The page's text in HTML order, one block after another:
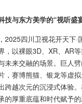
技与东方美学的“视听盛
四川卫视花开天下·
，以裸眼3D、XR、AR
未来交融的场景。巨人
，赛博熊猫、银龙等虚
跨越次元的沉浸式体验
的厚重底蕴和时代赋予